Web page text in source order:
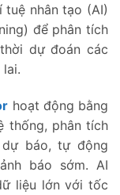
nhân tạo (AI)
để phân tích
dự đoán các
hoạt động bằng
thống, phân tích
báo, tự động
báo sớm. AI
liệu lớn với tốc